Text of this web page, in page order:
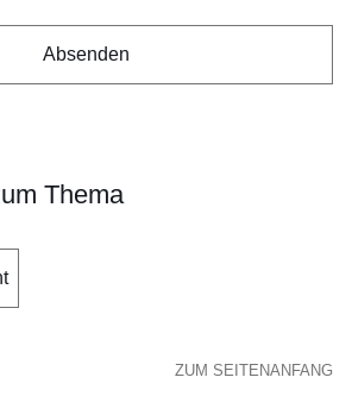
Thema
ZUM SEITENANFANG